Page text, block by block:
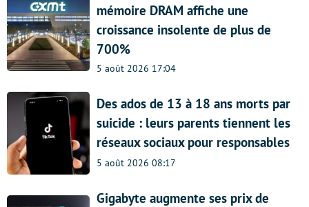
mémoire DRAM affiche une
croissance insolente de plus de
700%
5 août 2026 17:04
Des ados de 13 à 18 ans morts par
suicide : leurs parents tiennent les
réseaux sociaux pour responsables
5 août 2026 08:17
Gigabyte augmente ses prix de